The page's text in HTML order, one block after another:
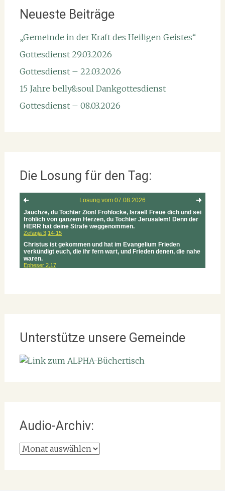
Neueste Beiträge
„Gemeinde in der Kraft des Heiligen Geistes“
Gottesdienst 29.03.2026
Gottesdienst – 22.03.2026
15 Jahre belly&soul Dankgottesdienst
Gottesdienst – 08.03.2026
Die Losung für den Tag:
Unterstütze unsere Gemeinde
Audio-Archiv:
Audio-